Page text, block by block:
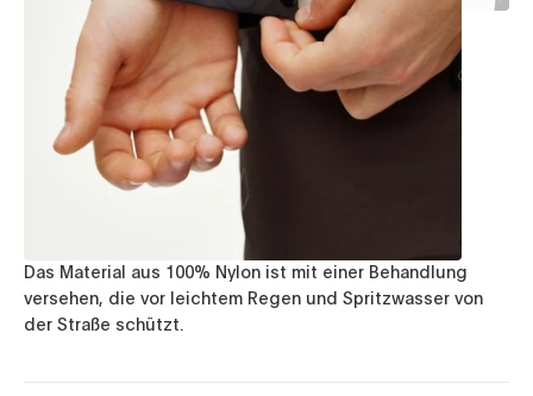
Das Material aus 100% Nylon ist mit einer Behandlung
versehen, die vor leichtem Regen und Spritzwasser von
der Straße schützt.